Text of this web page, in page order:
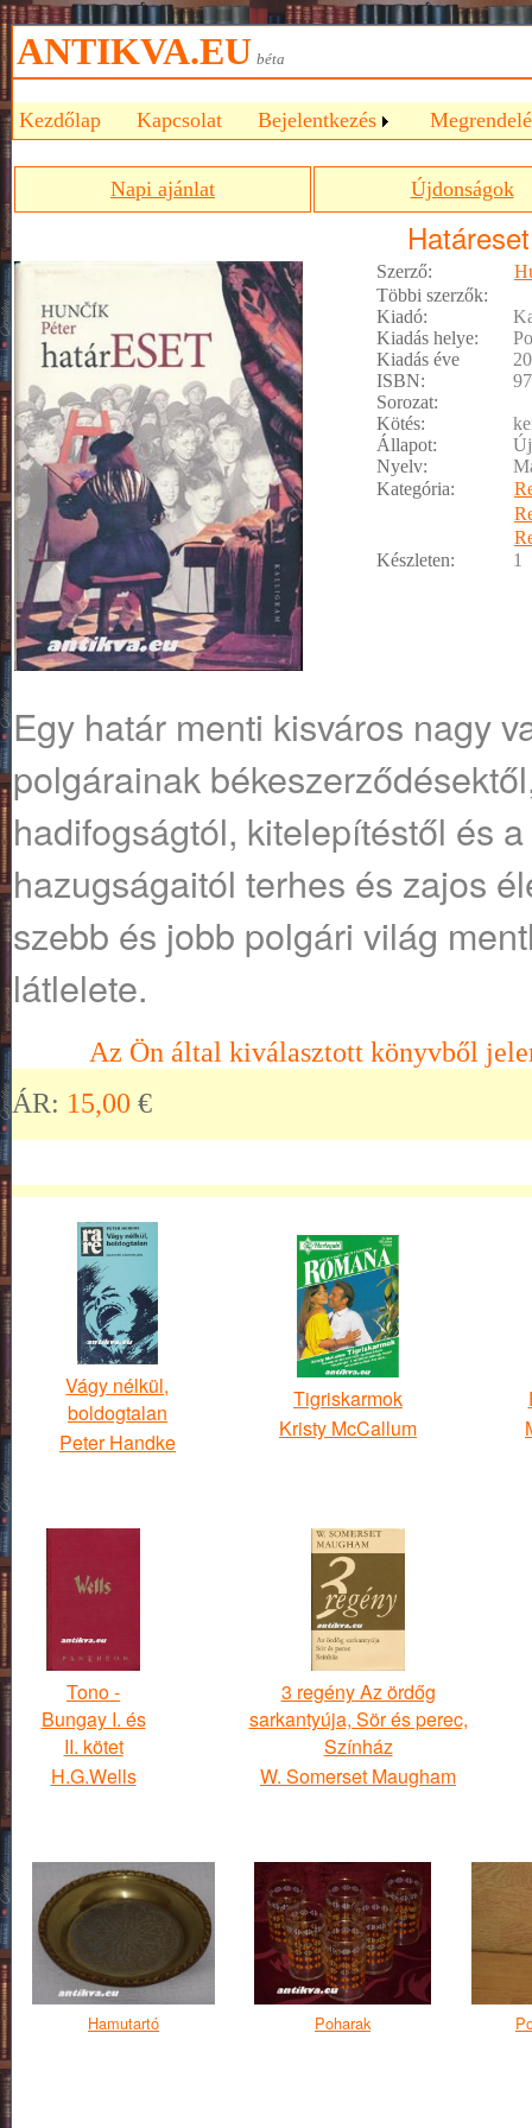
ANTIKVA.EU béta
Kezdőlap Kapcsolat Bejelentkezés
Napi ajánlat Újdonságok
Határeset
Szerző:
Többi szerzők:
Kiadó:
Kiadás helye:
Kiadás éve
ISBN:
Sorozat:
Kötés:
Állapot:
Nyelv:
Kategória:
Készleten:
1
Egy határ menti kisváros nagy
polgárainak
hadifogságtól, kitelepítéstől és
hazugságaitól terhes és zajos
szebb és jobb polgári világ
látlelete.
Az Ön által kiválasztott könyvből
ÁR: 15,00 €
Vágy nélkül,
boldogtalan
Peter Handke
Tigriskarmok
Kristy McCallum
Tono -
Bungay I. és
II. kötet
H.G.Wells
3 regény Az ördőg
sarkantyúja, Sör és perec,
Színház
W. Somerset Maugham
Hamutartó Poharak